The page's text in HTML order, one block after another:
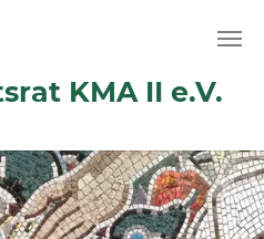
KMA II e.V.